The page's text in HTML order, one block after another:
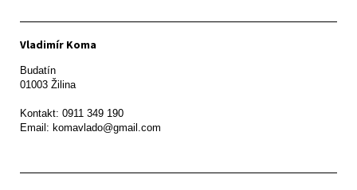
Vladimír Koma
Budatín
01003 Žilina
Kontakt: 0911 349 190